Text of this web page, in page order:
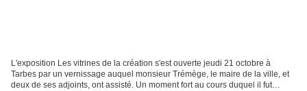
L'exposition Les vitrines de la création s'est ouverte jeudi 21 octobre à
Tarbes par un vernissage auquel monsieur Trémège, le maire de la ville, et
deux de ses adjoints, ont assisté. Un moment fort au cours duquel il fut